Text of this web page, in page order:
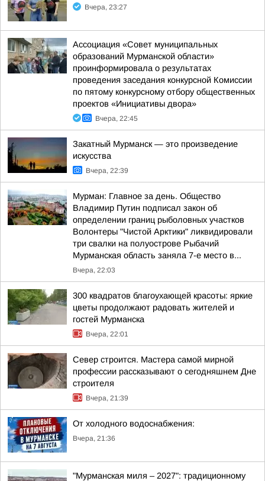
Вчера, 23:27
Ассоциация «Совет муниципальных
образований Мурманской области»
проинформировала о результатах
проведения заседания конкурсной Комиссии
по пятому конкурсному отбору общественных
проектов «Инициативы двора»
Вчера, 22:45
Закатный Мурманск — это произведение
искусства
Вчера, 22:39
Мурман: Главное за день. Общество
Владимир Путин подписал закон об
определении границ рыболовных участков
Волонтеры "Чистой Арктики" ликвидировали
три свалки на полуострове Рыбачий
Мурманская область заняла 7-е место в...
Вчера, 22:03
300 квадратов благоухающей красоты: яркие
цветы продолжают радовать жителей и
гостей Мурманска
Вчера, 22:01
Север строится. Мастера самой мирной
профессии рассказывают о сегодняшнем Дне
строителя
Вчера, 21:39
От холодного водоснабжения:
Вчера, 21:36
"Мурманская миля – 2027": традиционному